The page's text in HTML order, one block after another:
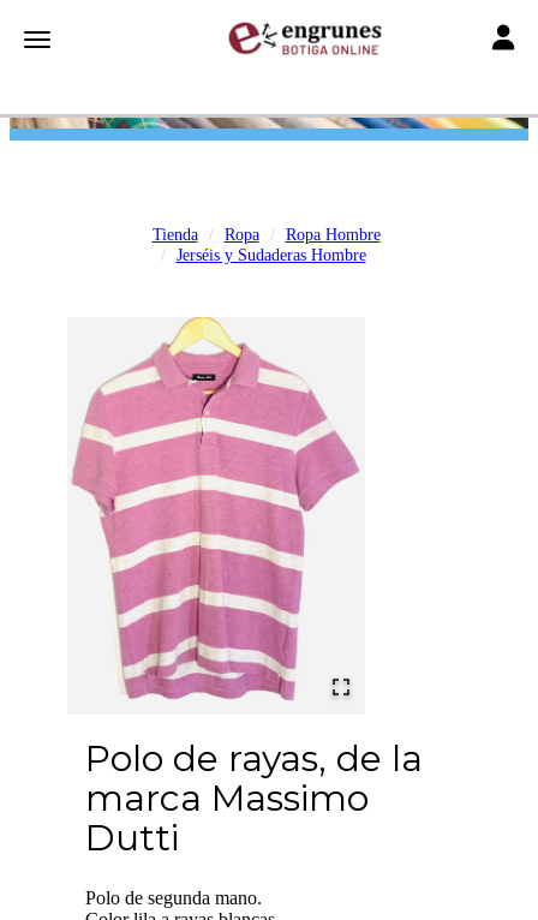
Toggle navigation
Tienda Ropa
Ropa Hombre
Jerséis y Sudaderas Hombre
Polo de rayas, de la
marca Massimo
Dutti
Polo de segunda mano.